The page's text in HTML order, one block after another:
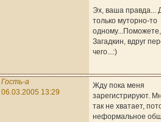
Эх, ваша правда...
только муторно-то
одному...Поможете,
Загадкин, вдруг
чего...:)
Гость-a
06.03.2005 13:29
Жду пока меня
зарегистрируют.
так не хватает,
неформальное